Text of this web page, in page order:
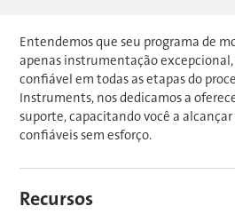
Entendemos que seu programa de
apenas instrumentação
confiável em todas as etapas do
Instruments, nos dedicamos a
suporte, capacitando você a
confiáveis sem esforço.
Recursos